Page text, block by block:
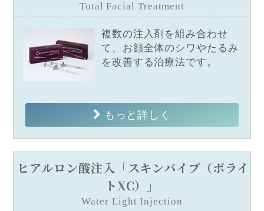
Total Facial Treatment
複数の注入剤を組み合わせ
て、お顔全体のシワやたるみ
を改善する治療法です。
もっと詳しく
ヒアルロン酸注入「スキンバイブ（ボライ
トXC）」
Water Light Injection